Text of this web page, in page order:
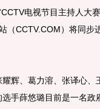
电视节目主持人大
（CCTV.COM）将同步
辉、葛力溶、张译心、
手薛悠璐目前是一名政